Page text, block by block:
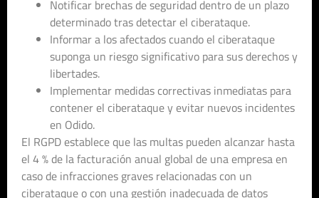
Notificar brechas de seguridad dentro de un plazo
determinado tras detectar el ciberataque.
Informar a los afectados cuando el ciberataque
suponga un riesgo significativo para sus derechos y
libertades.
Implementar medidas correctivas inmediatas para
contener el ciberataque y evitar nuevos incidentes
en Odido.
El RGPD establece que las multas pueden alcanzar hasta
el 4 % de la facturación anual global de una empresa en
caso de infracciones graves relacionadas con un
ciberataque o con una gestión inadecuada de datos